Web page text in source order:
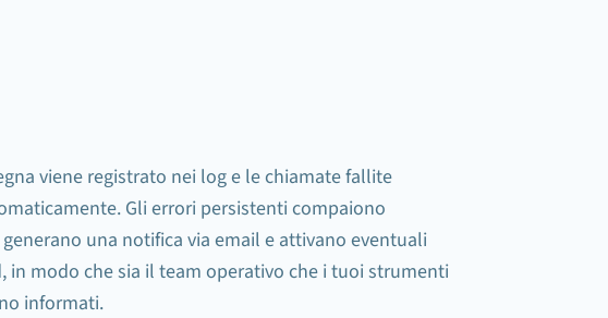
viene registrato nei log e le chiamate fallite
Gli errori persistenti compaiono
una notifica via email e attivano eventuali
in modo che sia il team operativo che i tuoi strumenti
informati.